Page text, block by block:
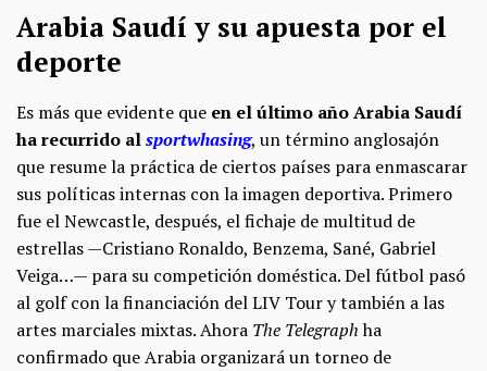
Arabia Saudí y su apuesta por el
deporte
Es más que evidente que en el último año Arabia Saudí
ha recurrido alsportwhasing, un término anglosajón
que resume la práctica de ciertos países para enmascarar
sus políticas internas con la imagen deportiva. Primero
fue el Newcastle, después, el fichaje de multitud de
estrellas —Cristiano Ronaldo, Benzema, Sané, Gabriel
Veiga…— para su competición doméstica. Del fútbol pasó
al golf con la financiación del LIV Tour y también a las
artes marciales mixtas. Ahora The Telegraphha
confirmado que Arabia organizará un torneo de